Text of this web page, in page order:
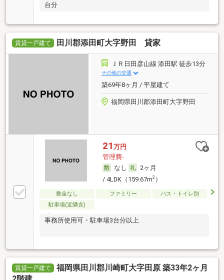
台分
賃貸一戸建て 田川郡添田町大字野田 貸家
ＪＲ日田彦山線 添田駅 徒歩13分
その他の交通
築69年8ヶ月 / 平屋建て
福岡県田川郡添田町大字野田
21 万円
管理費-
なし
2ヶ月
/ 4LDK（159.67m2）
敷金なし ファミリー
バス・トイレ別
駐車場(近隣含)
事務所使用可・駐車場3台分以上
賃貸一戸建て
福岡県田川郡川崎町大字田原 築33年2ヶ月